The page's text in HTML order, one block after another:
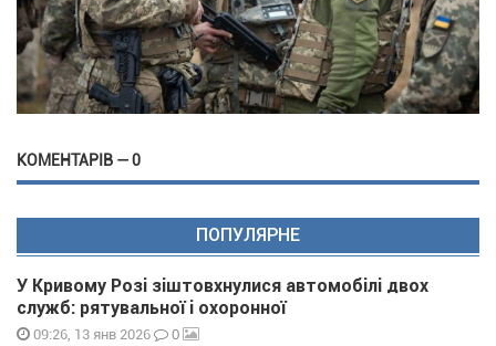
КОМЕНТАРІВ — 0
ПОПУЛЯРНЕ
У Кривому Розі зіштовхнулися автомобілі двох
служб: рятувальної і охоронної
09:26, 13 янв 2026 0